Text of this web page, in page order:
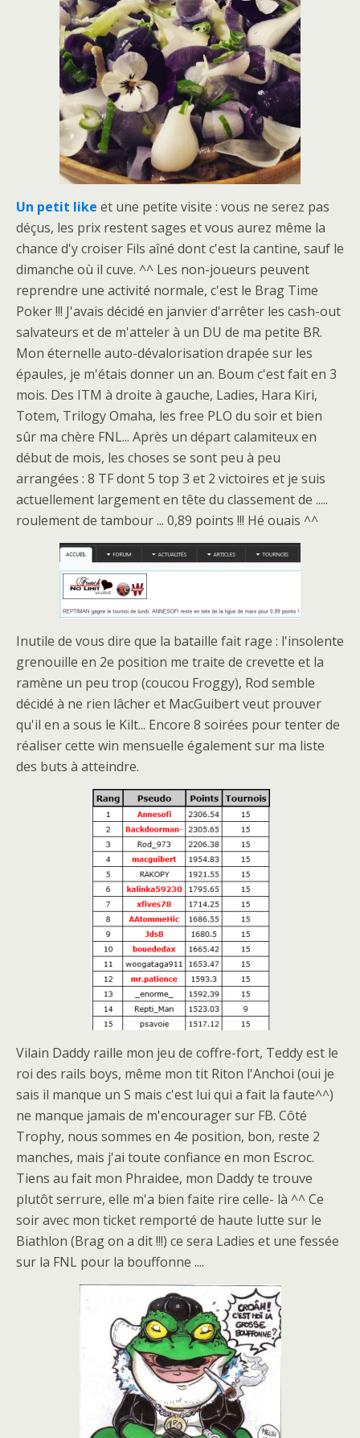
Un petit like et une petite visite : vous ne serez pas
déçus, les prix restent sages et vous aurez même la
chance d'y croiser Fils aîné dont c'est la cantine, sauf le
dimanche où il cuve. ^^ Les non-joueurs peuvent
reprendre une activité normale, c'est le Brag Time
Poker !!! J'avais décidé en janvier d'arrêter les cash-out
salvateurs et de m'atteler à un DU de ma petite BR.
Mon éternelle auto-dévalorisation drapée sur les
épaules, je m'étais donner un an. Boum c'est fait en 3
mois. Des ITM à droite à gauche, Ladies, Hara Kiri,
Totem, Trilogy Omaha, les free PLO du soir et bien
sûr ma chère FNL... Après un départ calamiteux en
début de mois, les choses se sont peu à peu
arrangées : 8 TF dont 5 top 3 et 2 victoires et je suis
actuellement largement en tête du classement de .....
roulement de tambour ... 0,89 points !!! Hé ouais ^^
Inutile de vous dire que la bataille fait rage : l'insolente
grenouille en 2e position me traite de crevette et la
ramène un peu trop (coucou Froggy), Rod semble
décidé à ne rien lâcher et MacGuibert veut prouver
qu'il en a sous le Kilt... Encore 8 soirées pour tenter de
réaliser cette win mensuelle également sur ma liste
des buts à atteindre.
Vilain Daddy raille mon jeu de coffre-fort, Teddy est le
roi des rails boys, même mon tit Riton l'Anchoi (oui je
sais il manque un S mais c'est lui qui a fait la faute^^)
ne manque jamais de m'encourager sur FB. Côté
Trophy, nous sommes en 4e position, bon, reste 2
manches, mais j'ai toute confiance en mon Escroc.
Tiens au fait mon Phraidee, mon Daddy te trouve
plutôt serrure, elle m'a bien faite rire celle- là ^^ Ce
soir avec mon ticket remporté de haute lutte sur le
Biathlon (Brag on a dit !!!) ce sera Ladies et une fessée
sur la FNL pour la bouffonne ....